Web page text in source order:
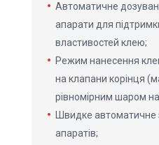
Автоматичне
апарати для
властивостей клею;
Режим нанесення
на клапани корінця
рівномірним шаром
Швидке автоматичне
апаратів;